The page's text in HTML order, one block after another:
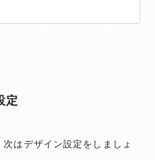
定
はデザイン設定をしましょ